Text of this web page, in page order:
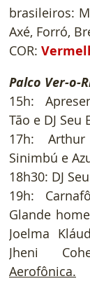
brasileiros:
Axé, Forró,
COR:
Palco Ver-o-
15h:
Tão e DJ Seu
17h: Arthur
Sinimbú e
18h30: DJ
19h:
Glande
Joelma
Aerofônica.